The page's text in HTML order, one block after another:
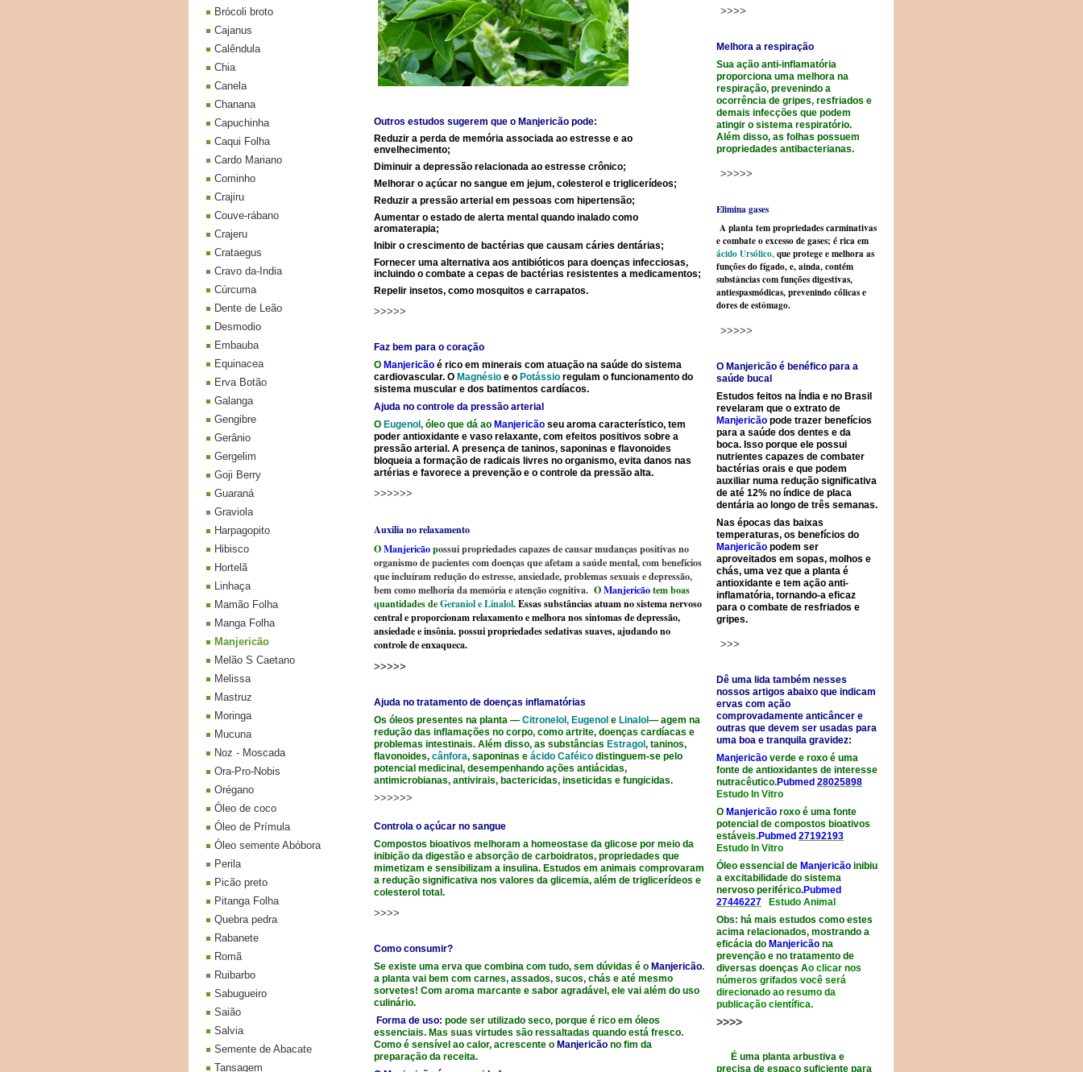
Outros estudos sugerem que o Manjericão pode:
Reduzir a perda de memória associada ao estresse e ao
envelhecimento;
Diminuir a depressão relacionada ao estresse crônico;
Melhorar o açúcar no sangue em jejum, colesterol e triglicerídeos;
Reduzir a pressão arterial em pessoas com hipertensão;
Aumentar o estado de alerta mental quando inalado como
aromaterapia;
Inibir o crescimento de bactérias que causam cáries dentárias;
Fornecer uma alternativa aos antibióticos para doenças infecciosas,
incluindo o combate a cepas de bactérias resistentes a medicamentos;
Repelir insetos, como mosquitos e carrapatos.
>>>>>
Faz bem para o coração
O Manjericão é rico em minerais com atuação na saúde do sistema
cardiovascular. O Magnésio e o Potássio regulam o funcionamento do
sistema muscular e dos batimentos cardíacos.
Ajuda no controle da pressão arterial
O Eugenol , óleo que dá ao Manjericão seu aroma característico, tem
poder antioxidante e vaso relaxante, com efeitos positivos sobre a
pressão arterial. A presença de taninos, saponinas e flavonoides
bloqueia a formação de radicais livres no organismo, evita danos nas
artérias e favorece a prevenção e o controle da pressão alta.
>>>>>>
Auxilia no relaxamento
OManjericãopossui propriedades capazes de causar mudanças positivas no
organismo de pacientes com doenças que afetam a saúde mental, com benefícios
que incluíram redução do estresse, ansiedade, problemas sexuais e depressão,
bem como melhoria da memória e atenção cognitiva. OManjericãotem boas
quantidades deGeraniol e Linalol.Essas substâncias atuam no sistema nervoso
central e proporcionam relaxamento e melhora nos sintomas de depressão,
ansiedade e insônia. possui propriedades sedativas suaves, ajudando no
controle de enxaqueca.
>>>>>
Ajuda no tratamento de doenças inflamatórias
Os óleos presentes na planta — Citronelol, Eugenol e Linalo — agem na
redução das inflamações no corpo, como artrite, doenças cardíacas e
problemas intestinais. Além disso, as substâncias Estragol , taninos,
flavonoides, cânfora, saponinas e ácido Caféico distinguem-se pelo
potencial medicinal, desempenhando ações antiácidas,
antimicrobianas, antivirais, bactericidas, inseticidas e fungicidas.
>>>>>>
Controla o açúcar no sangue
Compostos bioativos melhoram a homeostase da glicose por meio da
inibição da digestão e absorção de carboidratos, propriedades que
mimetizam e sensibilizam a insulina. Estudos em animais comprovaram
a redução significativa nos valores da glicemia, além de triglicerídeos e
colesterol total.
>>>>
Como consumir?
Se existe uma erva que combina com tudo, sem dúvidas é o Manjericão.
a planta vai bem com carnes, assados, sucos, chás e até mesmo
sorvetes! Com aroma marcante e sabor agradável, ele vai além do uso
culinário.
Forma de uso: pode ser utilizado seco, porque é rico em óleos
essenciais. Mas suas virtudes são ressaltadas quando está fresco.
Como é sensível ao calor, acrescente o Manjericão no fim da
preparação da receita.
>>>>
Melhora a respiração
Sua ação anti-inflamatória
proporciona uma melhora na
respiração, prevenindo a
ocorrência de gripes, resfriados e
demais infecções que podem
atingir o sistema respiratório.
Além disso, as folhas possuem
propriedades antibacterianas.
>>>>>
Elimina gases
A planta tem propriedades carminativas
e combate o excesso de gases; é rica em
ácido Ursólico,que protege e melhora as
funções do fígado, e, ainda, contém
substâncias com funções digestivas,
antiespasmódicas, prevenindo cólicas e
dores de estômago.
>>>>>
O Manjericão é benéfico para a
saúde bucal
Estudos feitos na Índia e no Brasil
revelaram que o extrato de
Manjericão pode trazer benefícios
para a saúde dos dentes e da
boca. Isso porque ele possui
nutrientes capazes de combater
bactérias orais e que podem
auxiliar numa redução significativa
de até 12% no índice de placa
dentária ao longo de três semanas.
Nas épocas das baixas
temperaturas, os benefícios do
Manjericão podem ser
aproveitados em sopas, molhos e
chás, uma vez que a planta é
antioxidante e tem ação anti-
inflamatória, tornando-a eficaz
para o combate de resfriados e
gripes.
>>>
Dê uma lida também nesses
nossos artigos abaixo que indicam
ervas com ação
comprovadamente anticâncer e
outras que devem ser usadas para
uma boa e tranquila gravidez:
Manjericão verde e roxo é uma
fonte de antioxidantes de interesse
nutracêutico.Pubmed 28025898
Estudo In Vitro
O Manjericão roxo é uma fonte
potencial de compostos bioativos
estáveis.Pubmed 27192193
Estudo In Vitro
Óleo essencial de Manjericão inibiu
a excitabilidade do sistema
nervoso periférico.Pubmed
27446227
Estudo Animal
Obs: há mais estudos como estes
acima relacionados, mostrando a
eficácia do Manjericão na
prevenção e no tratamento de
diversas doenças Ao clicar nos
números grifados você será
direcionado ao resumo da
publicação científica.
>>>>
É uma planta arbustiva e
precisa de espaço suficiente para
Brócoli broto
Cajanus
Calêndula
Chia
Canela
Chanana
Capuchinha
Caqui Folha
Cardo Mariano
Cominho
Crajiru
Couve-rábano
Crajeru
Crataegus
Cravo da-India
Cúrcuma
Dente de Leão
Desmodio
Embauba
Equinacea
Erva Botão
Galanga
Gengibre
Gerânio
Gergelim
Goji Berry
Guaraná
Graviola
Harpagopito
Hibisco
Hortelã
Linhaça
Mamão Folha
Manga Folha
Manjericão
Melão S Caetano
Melissa
Mastruz
Moringa
Mucuna
Noz - Moscada
Ora-Pro-Nobis
Orégano
Óleo de coco
Óleo de Prímula
Óleo semente Abóbora
Perila
Picão preto
Pitanga Folha
Quebra pedra
Rabanete
Romã
Ruibarbo
Sabugueiro
Saião
Salvia
Semente de Abacate
Tansagem